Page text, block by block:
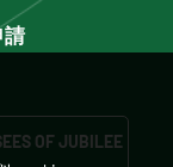
請
OF JUBILEE